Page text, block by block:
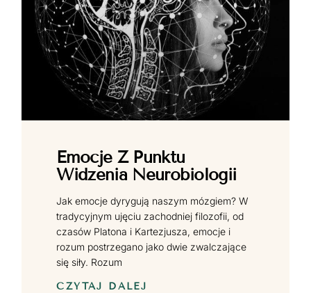
Emocje Z Punktu
Widzenia Neurobiologii
Jak emocje dyrygują naszym mózgiem? W
tradycyjnym ujęciu zachodniej filozofii, od
czasów Platona i Kartezjusza, emocje i
rozum postrzegano jako dwie zwalczające
się siły. Rozum
CZYTAJ DALEJ